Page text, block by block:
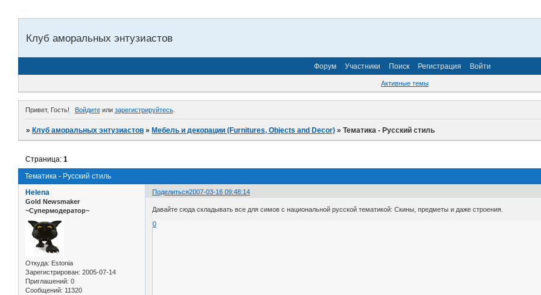
Клуб аморальных энтузиастов
Форум Участники Поиск Регистрация Войти
Активные темы
Привет, Гость! Войдитеили зарегистрируйтесь.
»Клуб аморальных энтузиастов »Мебель и декорации (Furnitures, Objects and Decor) »Тематика - Русский стиль
Тематика - Русский стиль
Страница:1
Поделиться2007-03-16 09:48:14
Helena
Gold Newsmaker
~Супермодератор~
Откуда: Estonia
Зарегистрирован: 2005-07-14
Приглашений: 0
Сообщений: 11320
Давайте сюда складывать все для симов с национальной русской тематикой: Скины, предметы и даже строения.
0